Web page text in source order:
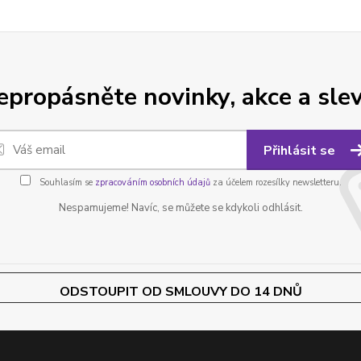
novinky, akce a
Přihlásit se
Souhlasím se zpracováním osobních údajůza účelem rozesílky newsletteru.
Nespamujeme! Navíc, se můžete se kdykoli odhlásit.
ODSTOUPIT OD SMLOUVY DO 14 DNŮ